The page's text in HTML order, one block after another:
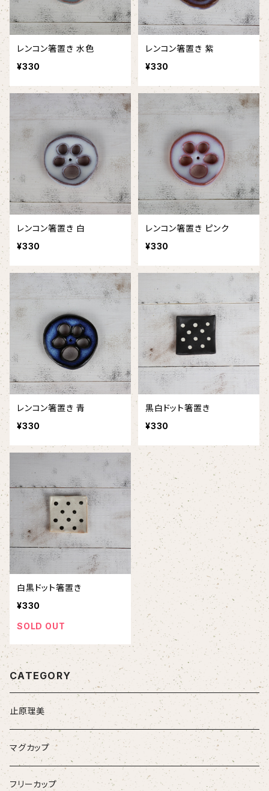
レンコン箸置き 水色
¥330
レンコン箸置き 紫
¥330
レンコン箸置き 白
¥330
レンコン箸置き ピンク
¥330
レンコン箸置き 青
¥330
黒白ドット箸置き
¥330
白黒ドット箸置き
¥330
SOLD OUT
CATEGORY
止原理美
マグカップ
フリーカップ